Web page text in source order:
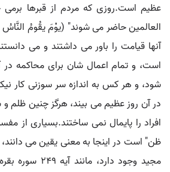
عظیم است.روزی که مردم از قبرها برمی
العالمین حاضر می شوند" (یوْمَ یقُومُ النَّاسُ
آنها قیامت را باور می داشتند و می
است، و تمام اعمال شان برای محاکمه
شود، و هر کس به اندازه سر سوزنی کار
در آن روز عظیم می بیند، هرگز چنین ظلم
افراد را پایمال نمی ساختند.بسیاری از
ظن" است در اینجا به معنی یقین می دانند،
مجید وجود دارد،